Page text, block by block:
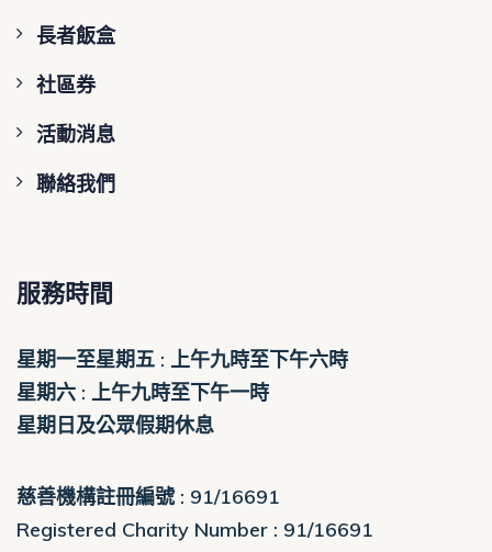
長者飯盒
社區券
活動消息
聯絡我們
服務時間
星期一至星期五 : 上午九時至下午六時
星期六 : 上午九時至下午一時
星期日及公眾假期休息
慈善機構註冊編號 : 91/16691
Registered Charity Number : 91/16691